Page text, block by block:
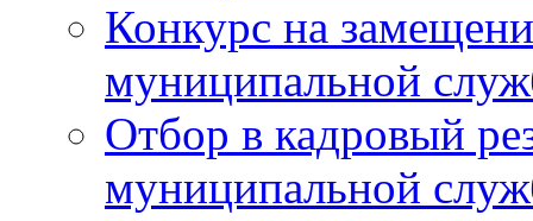
Конкурс на
муниципальной
Отбор в кадровый
муниципальной